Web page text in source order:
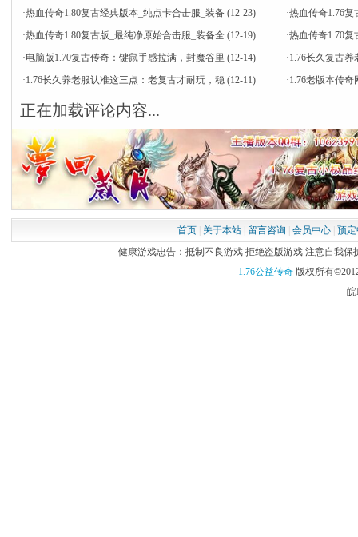
·热血传奇1.80复古经典版本_纯点卡合击服_装备 (12-23) ·热血传奇1.76复
·热血传奇1.80复古版_最纯净原始合击服_装备全 (12-19) ·热血传奇1.70
·电脑版1.70复古传奇：键鼠手感拉满，封魔谷里 (12-14) ·1.76长久复古
·1.76长久养老服认准这三点：老复古才耐玩，稳 (12-11) ·1.76老版本传
正在加载评论内容...
首页| 关于本站| 留言咨询 会员中心| 预
健康游戏忠告：抵制不良游戏 拒绝盗版游戏 注意自我保
1.76公益传奇版权所有
皖